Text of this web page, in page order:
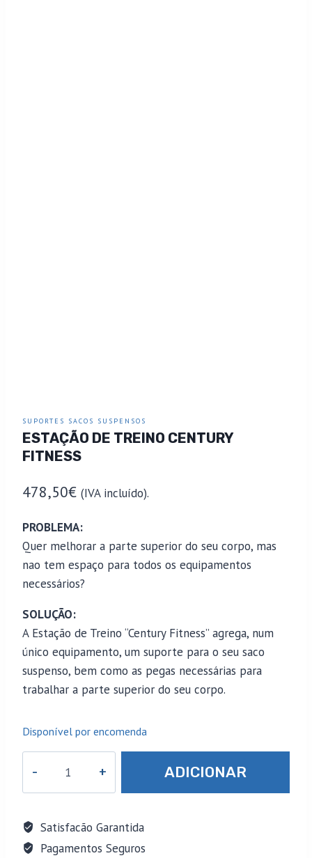
SUPORTES SACOS SUSPENSOS
ESTAÇÃO DE TREINO CENTURY
FITNESS
478,50€ (IVA incluído).
PROBLEMA:
Quer melhorar a parte superior do seu corpo, mas
nao tem espaço para todos os equipamentos
necessários?
SOLUÇÃO:
A Estação de Treino “Century Fitness” agrega, num
único equipamento, um suporte para o seu saco
suspenso, bem como as pegas necessárias para
trabalhar a parte superior do seu corpo.
Disponível por encomenda
Estação
Treino
Century
ADICIONAR
Satisfacão Garantida
Pagamentos Seguros